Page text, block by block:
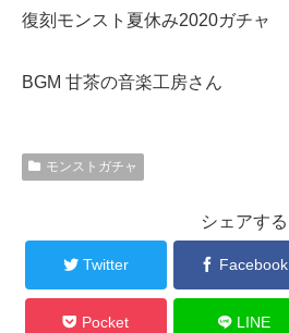
復刻モンスト夏休み2020ガチャ
BGM 甘茶の音楽工房さん
モンストガチャ
シェアする
Twitter Facebook
Pocket LINE